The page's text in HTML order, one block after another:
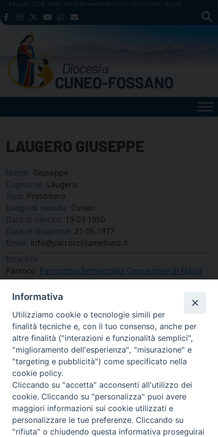
Skip
to
9 Agosto 2026 Santa Teresa Benedetta della Croce (Edith) Stein, vergine
LAUGERO GIUSEPPE
Nome: Giuseppe
Cognome: Laugero
Tipo: Presbitero
Luogo di nascita: Cuneo
Data di nascita: 19-03-1950
Data ordinazione: 21-05-1977
Email: info@parrocchiamellana.it
Incarichi
Parroco Parrocchia Immacolata Concezione di Maria
Vergine in Mellana di Boves
via Amedeo Rossi, 28 - 12100 Cuneo
segreteriagenerale@diocesicuneofossano.it
c.f. 96017380047
Informativa
Utilizziamo cookie o tecnologie simili per
finalità tecniche e, con il tuo consenso, anche per
altre finalità ("interazioni e funzionalità semplici",
"miglioramento dell'esperienza", "misurazione" e
"targeting e pubblicità") come specificato nella
cookie policy.
Cliccando su "accetta" acconsenti all'utilizzo dei
cookie. Cliccando su "personalizza" puoi avere
maggiori informazioni sui cookie utilizzati e
personalizzare le tue preferenze. Cliccando su
"rifiuta" o chiudendo questa informativa proseguirai